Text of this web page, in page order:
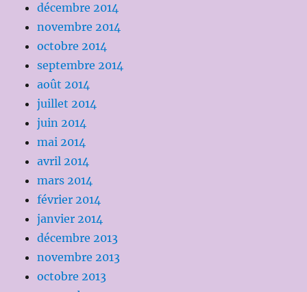
décembre 2014
novembre 2014
octobre 2014
septembre 2014
août 2014
juillet 2014
juin 2014
mai 2014
avril 2014
mars 2014
février 2014
janvier 2014
décembre 2013
novembre 2013
octobre 2013